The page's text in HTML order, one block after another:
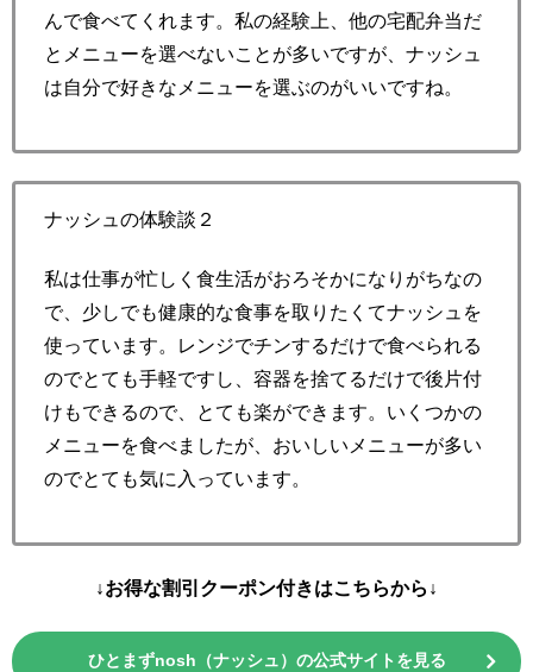
んで食べてくれます。私の経験上、他の宅配弁当だ
とメニューを選べないことが多いですが、ナッシュ
は自分で好きなメニューを選ぶのがいいですね。
ナッシュの体験談２
私は仕事が忙しく食生活がおろそかになりがちなの
で、少しでも健康的な食事を取りたくてナッシュを
使っています。レンジでチンするだけで食べられる
のでとても手軽ですし、容器を捨てるだけで後片付
けもできるので、とても楽ができます。いくつかの
メニューを食べましたが、おいしいメニューが多い
のでとても気に入っています。
↓お得な割引クーポン付きはこちらから↓
ひとまずnosh（ナッシュ）の公式サイトを見る